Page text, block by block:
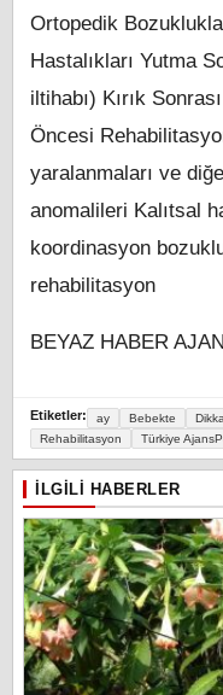
Ortopedik
Hastalıkları Yutma
iltihabı) Kırık
Öncesi
yaralanmaları ve
anomalileri Kalıtsal
koordinasyon
rehabilitasyon
BEYAZ HABER
Etiketler: ay Bebekte
Rehabilitasyon
Türkiye
İLGILI HABERLER